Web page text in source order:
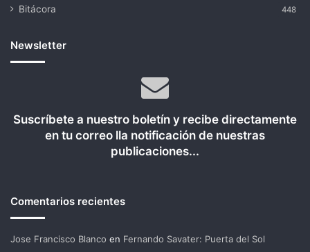
Bitácora 448
Newsletter
Suscríbete a nuestro boletín y recibe directamente
en tu correo lla notificación de nuestras
publicaciones...
Comentarios recientes
Jose Francisco Blanco en Fernando Savater: Puerta del Sol